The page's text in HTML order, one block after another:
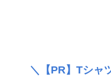
＼ 【PR】 Tシャ